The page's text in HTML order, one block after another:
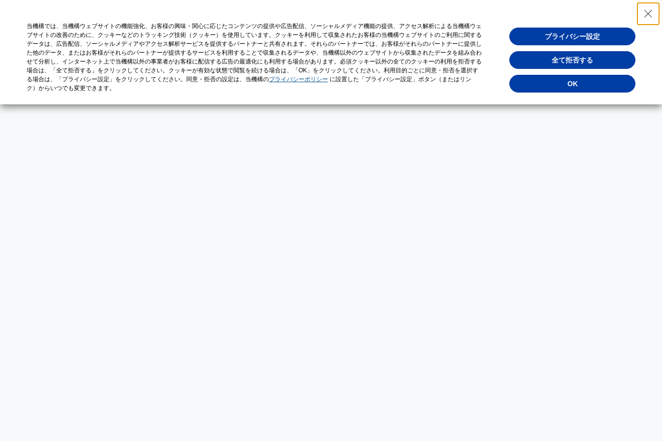
当機構では、当機構ウェブサイトの機能強化、お客様の興味・関心に応じたコンテンツの提供や広告配信、ソーシャルメディア機能の提供、アクセス解析による当機構ウェ
ブサイトの改善のために、クッキーなどのトラッキング技術（クッキー）を使用しています。クッキーを利用して収集されたお客様の当機構ウェブサイトのご利用に関する
データは、広告配信、ソーシャルメディアやアクセス解析サービスを提供するパートナーと共有されます。それらのパートナーでは、お客様がそれらのパートナーに提供し
た他のデータ、またはお客様がそれらのパートナーが提供するサービスを利用することで収集されるデータや、当機構以外のウェブサイトから収集されたデータを組み合わ
せて分析し、インターネット上で当機構以外の事業者がお客様に配信する広告の最適化にも利用する場合があります。必須クッキー以外の全てのクッキーの利用を拒否する
場合は、「全て拒否する」をクリックしてください。クッキーが有効な状態で閲覧を続ける場合は、「OK」をクリックしてください。利用目的ごとに同意・拒否を選択す
る場合は、「プライバシー設定」をクリックしてください。同意・拒否の設定は、当機構のプライバシーポリシー に設置した「プライバシー設定」ボタン（またはリン
ク）からいつでも変更できます。
プライバシー設定
全て拒否する
OK